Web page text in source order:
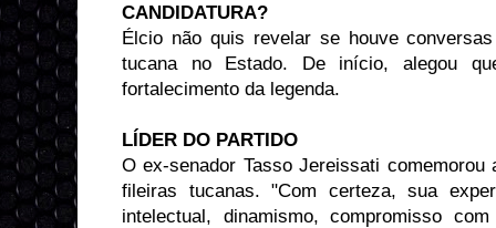
CANDIDATURA?
Élcio não quis revelar se houve
tucana no Estado. De início, alegou
fortalecimento da legenda.
LÍDER DO PARTIDO
O ex-senador Tasso Jereissati
fileiras tucanas. "Com certeza, sua
intelectual, dinamismo, compromisso